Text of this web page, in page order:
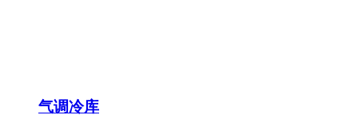
气调冷库